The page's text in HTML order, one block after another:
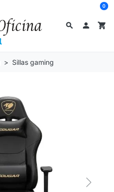
search  shopping_cart
0
Sillas gaming
Next